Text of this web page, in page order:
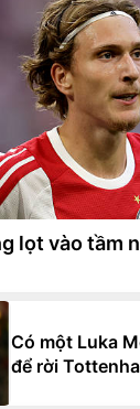
lọt vào tầm
Có một Luka
để rời